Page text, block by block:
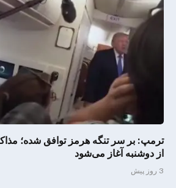
ترمپ: بر سر تنگه هرمز توافق شده؛
از دوشنبه آغاز می‌شود
3 روز پیش